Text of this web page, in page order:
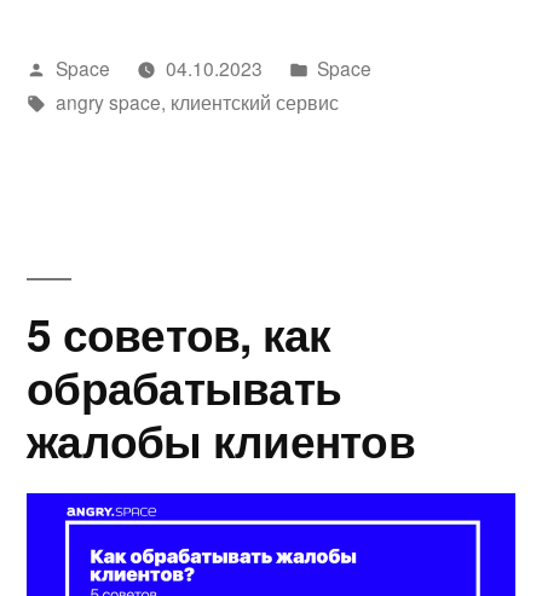
Написано
автором
Space 04.10.2023
Написано
в
Space
Метки:
angry space, клиентский сервис
5 советов, как
обрабатывать
жалобы клиентов